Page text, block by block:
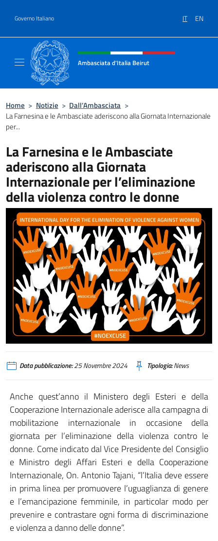
Governo Italiano IT EN
Intestazione sito, social e menù
Ambasciata d'Italia Beirut
Home > Notizie > Dall’Ambasciata >
La Farnesina e le Ambasciate aderiscono alla Giornata Internazionale
per...
La Farnesina e le Ambasciate
aderiscono alla Giornata
Internazionale per l’eliminazione
della violenza contro le donne
Data pubblicazione:25 Novembre 2024 Tipologia:News
Anche quest’anno il Ministero degli Esteri e della
Cooperazione Internazionale aderisce alla campagna di
mobilitazione internazionale in occasione della
giornata per l’eliminazione della violenza contro le
donne. Come indicato dal Vice Presidente del Consiglio
e Ministro degli Affari Esteri e della Cooperazione
Internazionale, On. Antonio Tajani, “l’Italia deve essere
in prima linea per promuovere l’uguaglianza di genere
e l’emancipazione femminile, in particolar modo per
prevenire e contrastare ogni forma di discriminazione
e violenza a danno delle donne”.